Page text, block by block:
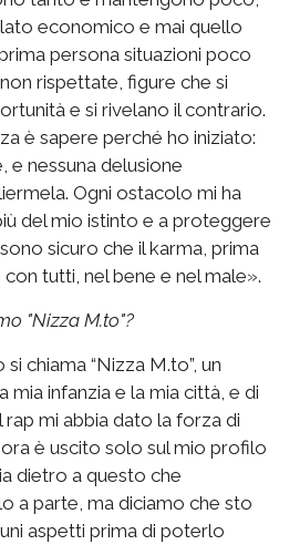
economico e mai quello
persona situazioni poco
rispettate, figure che si
e si rivelano il contrario.
è sapere perché ho iniziato:
e nessuna delusione
Ogni ostacolo mi ha
del mio istinto e a proteggere
sicuro che il karma, prima
tutti, nel bene e nel male».
"Nizza M.to"?
chiama “Nizza M.to”, un
infanzia e la mia città, e di
mi abbia dato la forza di
è uscito solo sul mio profilo
dietro a questo che
a parte, ma diciamo che sto
aspetti prima di poterlo